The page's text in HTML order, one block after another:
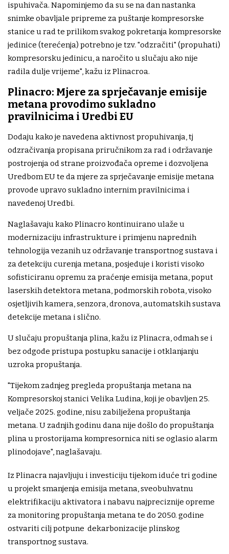
ispuhivača. Napominjemo da su se na dan nastanka
snimke obavljale pripreme za puštanje kompresorske
stanice u rad te prilikom svakog pokretanja kompresorske
jedinice (terećenja) potrebno je tzv. "odzračiti" (propuhati)
kompresorsku jedinicu, a naročito u slučaju ako nije
radila dulje vrijeme", kažu iz Plinacroa.
Plinacro: Mjere za sprječavanje emisije
metana provodimo sukladno
pravilnicima i Uredbi EU
Dodaju kako je navedena aktivnost propuhivanja, tj
odzračivanja propisana priručnikom za rad i održavanje
postrojenja od strane proizvođača opreme i dozvoljena
Uredbom EU te da mjere za sprječavanje emisije metana
provode upravo sukladno internim pravilnicima i
navedenoj Uredbi.
Naglašavaju kako Plinacro kontinuirano ulaže u
modernizaciju infrastrukture i primjenu naprednih
tehnologija vezanih uz održavanje transportnog sustava i
za detekciju curenja metana, posjeduje i koristi visoko
sofisticiranu opremu za praćenje emisija metana, poput
laserskih detektora metana, podmorskih robota, visoko
osjetljivih kamera, senzora, dronova, automatskih sustava
detekcije metana i slično.
U slučaju propuštanja plina, kažu iz Plinacra, odmah se i
bez odgode pristupa postupku sanacije i otklanjanju
uzroka propuštanja.
"Tijekom zadnjeg pregleda propuštanja metana na
Kompresorskoj stanici Velika Ludina, koji je obavljen 25.
veljače 2025. godine, nisu zabilježena propuštanja
metana. U zadnjih godinu dana nije došlo do propuštanja
plina u prostorijama kompresornica niti se oglasio alarm
plinodojave", naglašavaju.
Iz Plinacra najavljuju i investiciju tijekom iduće tri godine
u projekt smanjenja emisija metana, sveobuhvatnu
elektrifikaciju aktivatora i nabavu najpreciznije opreme
za monitoring propuštanja metana te do 2050. godine
ostvariti cilj potpune dekarbonizacije plinskog
transportnog sustava.